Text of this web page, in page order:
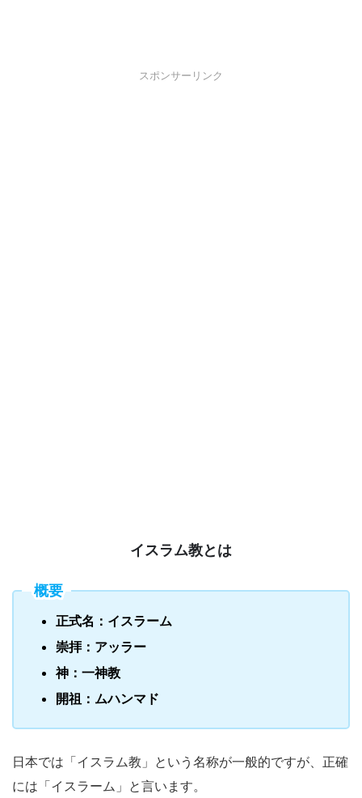
スポンサーリンク
イスラム教とは
概要
正式名：イスラーム
崇拝：アッラー
神：一神教
開祖：ムハンマド
日本では「イスラム教」という名称が一般的ですが、正確
には「イスラーム」と言います。